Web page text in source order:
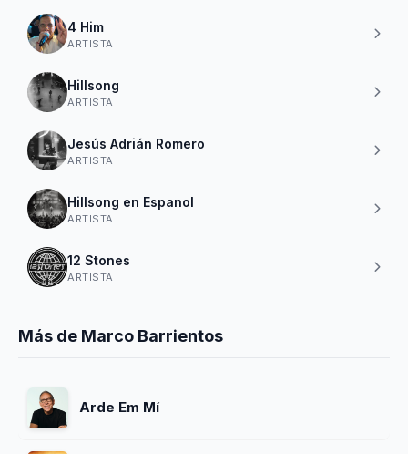
4 Him
ARTISTA
Hillsong
ARTISTA
Jesús Adrián Romero
ARTISTA
Hillsong en Espanol
ARTISTA
12 Stones
ARTISTA
Más de Marco Barrientos
Arde Em Mí